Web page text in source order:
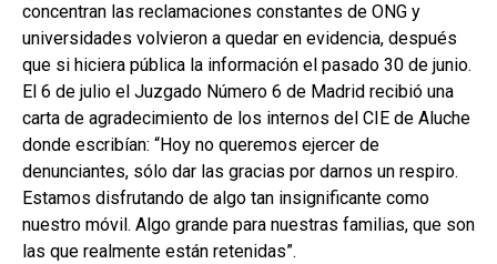
concentran las reclamaciones constantes de ONG y
universidades volvieron a quedar en evidencia, después
que si hiciera pública la información el pasado 30 de junio.
El 6 de julio el Juzgado Número 6 de Madrid recibió una
carta de agradecimiento de los internos del CIE de Aluche
donde escribían: “Hoy no queremos ejercer de
denunciantes, sólo dar las gracias por darnos un respiro.
Estamos disfrutando de algo tan insignificante como
nuestro móvil. Algo grande para nuestras familias, que son
las que realmente están retenidas”.